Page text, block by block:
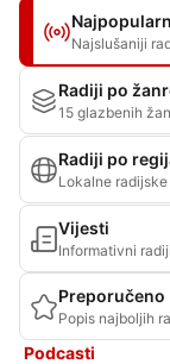
Najslušaniji
Radiji po
15 glazbenih
Radiji po
Lokalne
Vijesti
Informativni radiji
Preporučeno
Popis najboljih
Podcasti